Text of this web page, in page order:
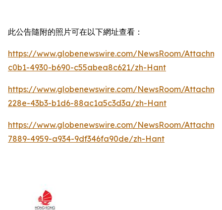
此公告隨附的照片可在以下網址查看：
https://www.globenewswire.com/NewsRoom/
c0b1-4930-b690-c55abea8c621/zh-Hant
https://www.globenewswire.com/NewsRoom/
228e-43b3-b1d6-88ac1a5c3d3a/zh-Hant
https://www.globenewswire.com/NewsRoom/
7889-4959-a934-9df346fa90de/zh-Hant